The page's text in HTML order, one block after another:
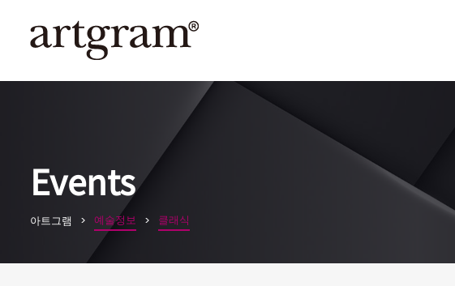
Events
아트그램 예술정보 클래식